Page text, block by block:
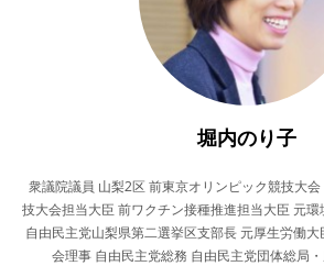
堀内のり子
衆議院議員 山梨2区 前東京オリンピック競技大
技大会担当大臣 前ワクチン接種推進担当大臣 元
自由民主党山梨県第二選挙区支部長 元厚生労働
会理事 自由民主党総務 自由民主党団体総局